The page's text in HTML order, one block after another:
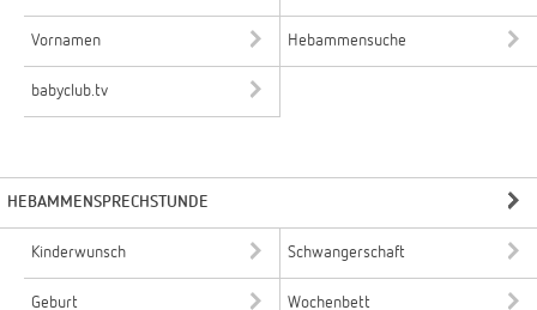
Vornamen Hebammensuche
babyclub.tv
HEBAMMENSPRECHSTUNDE
Kinderwunsch Schwangerschaft
Geburt Wochenbett